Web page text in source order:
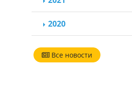
2020
Все новости